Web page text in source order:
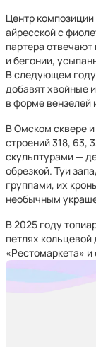
Центр
айресской с
партера
и бегонии,
В следующем
добавят хвойные
в форме вензелей
В Омском сквере
строений 318, 63,
скульптурами —
обрезкой. Туи
группами, их
необычным
В 2025 году
петлях
«Рестомаркета» и